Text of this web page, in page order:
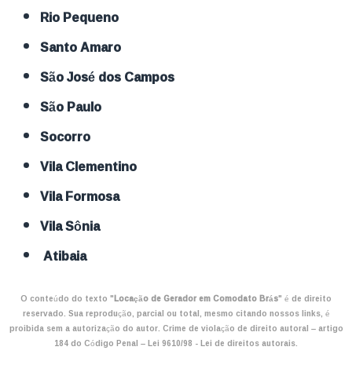
Rio Pequeno
Santo Amaro
São José dos Campos
São Paulo
Socorro
Vila Clementino
Vila Formosa
Vila Sônia
Atibaia
O conteúdo do texto "Locação de Gerador em Comodato Brás" é de direito
reservado. Sua reprodução, parcial ou total, mesmo citando nossos links, é
proibida sem a autorização do autor. Crime de violação de direito autoral – artigo
184 do Código Penal –Lei 9610/98 - Lei de direitos autorais.